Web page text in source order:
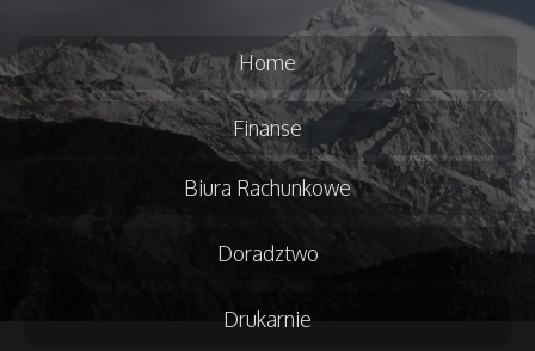
Home
Finanse
Biura Rachunkowe
Doradztwo
Drukarnie